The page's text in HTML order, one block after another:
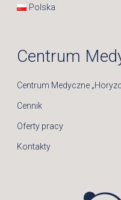
Polska
Centrum
Centrum Medyczne
Cennik
Oferty pracy
Kontakty